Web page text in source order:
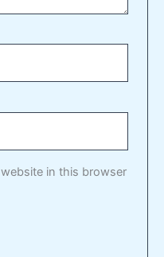
in this browser